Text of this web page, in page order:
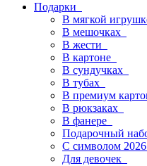
Подарки
В мягкой
В мешочках
В жести
В картоне
В сундучках
В тубах
В премиум
В рюкзаках
В фанере
Подарочный
С символом 2026
Для девочек